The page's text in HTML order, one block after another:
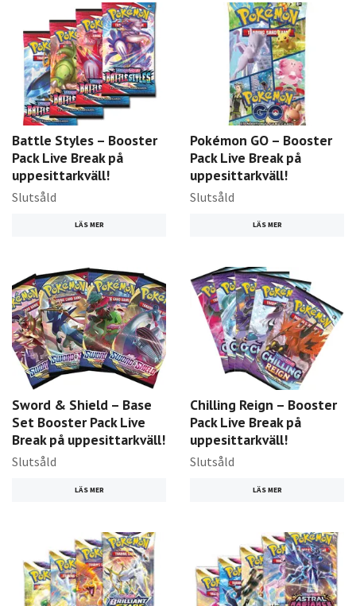
Battle Styles – Booster
Pack Live Break på
uppesittarkväll!
Slutsåld
LÄS MER
Pokémon GO – Booster
Pack Live Break på
uppesittarkväll!
Slutsåld
LÄS MER
Sword & Shield – Base
Set Booster Pack Live
Break på uppesittarkväll!
Slutsåld
LÄS MER
Chilling Reign – Booster
Pack Live Break på
uppesittarkväll!
Slutsåld
LÄS MER